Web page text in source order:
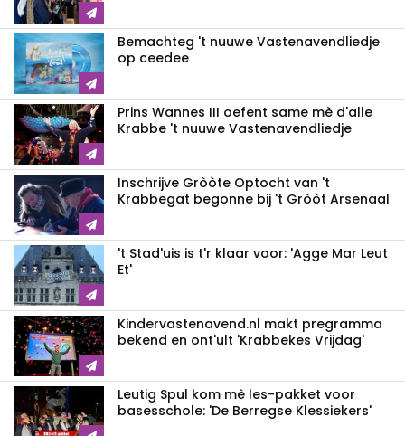
Bemachteg 't nuuwe Vastenavendliedje
op ceedee
Prins Wannes III oefent same mè d'alle
Krabbe 't nuuwe Vastenavendliedje
Inschrijve Gròòte Optocht van 't
Krabbegat begonne bij 't Gròòt Arsenaal
't Stad'uis is t'r klaar voor: 'Agge Mar Leut
Et'
Kindervastenavend.nl makt pregramma
bekend en ont'ult 'Krabbekes Vrijdag'
Leutig Spul kom mè les-pakket voor
basesschole: 'De Berregse Klessiekers'